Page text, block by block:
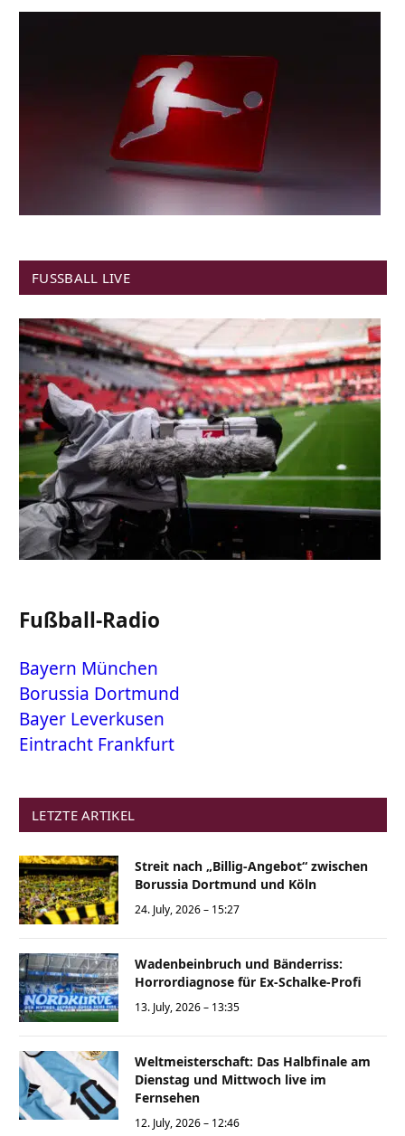
FUSSBALL LIVE
Fußball-Radio
Bayern München
Borussia Dortmund
Bayer Leverkusen
Eintracht Frankfurt
LETZTE ARTIKEL
Streit nach „Billig-Angebot“ zwischen
Borussia Dortmund und Köln
24. July, 2026 – 15:27
Wadenbeinbruch und Bänderriss:
Horrordiagnose für Ex-Schalke-Profi
13. July, 2026 – 13:35
Weltmeisterschaft: Das Halbfinale am
Dienstag und Mittwoch live im
Fernsehen
12. July, 2026 – 12:46